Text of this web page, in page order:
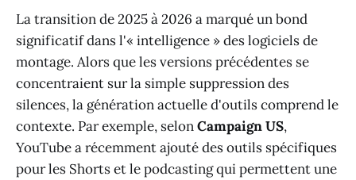
La transition de 2025 à 2026 a marqué un bond
significatif dans l'« intelligence » des logiciels de
montage. Alors que les versions précédentes se
concentraient sur la simple suppression des
silences, la génération actuelle d'outils comprend le
contexte. Par exemple, selonCampaign US,
YouTube a récemment ajouté des outils spécifiques
pour les Shorts et le podcasting qui permettent une